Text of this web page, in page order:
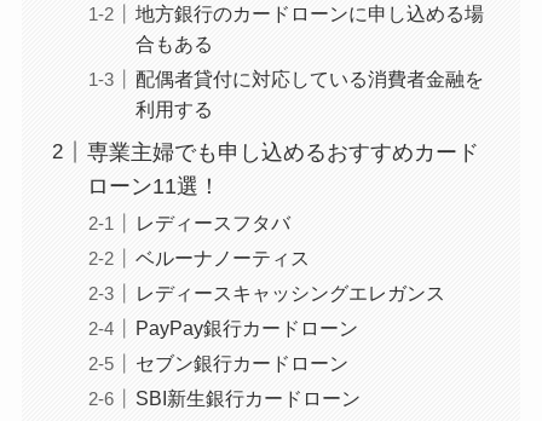
地方銀行のカードローンに申し込める場
合もある
配偶者貸付に対応している消費者金融を
利用する
専業主婦でも申し込めるおすすめカード
ローン11選！
レディースフタバ
ベルーナノーティス
レディースキャッシングエレガンス
PayPay銀行カードローン
セブン銀行カードローン
SBI新生銀行カードローン